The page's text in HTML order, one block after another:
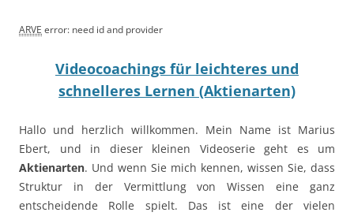
ARVE error: need id and provider
Videocoachings für leichteres und
schnelleres Lernen (Aktienarten)
Hallo und herzlich willkommen. Mein Name ist Marius
Ebert, und in dieser kleinen Videoserie geht es um
Aktienarten. Und wenn Sie mich kennen, wissen Sie, dass
Struktur in der Vermittlung von Wissen eine ganz
entscheidende Rolle spielt. Das ist eine der vielen